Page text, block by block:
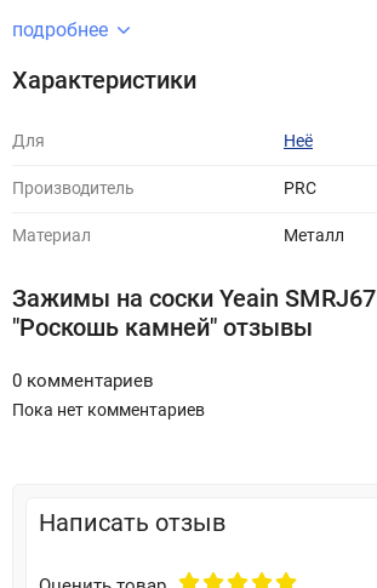
подробнее
Характеристики
Для Неё
Производитель PRC
Материал Металл
Зажимы на соски Yeain SMRJ67
"Роскошь камней" отзывы
0 комментариев
Пока нет комментариев
Написать отзыв